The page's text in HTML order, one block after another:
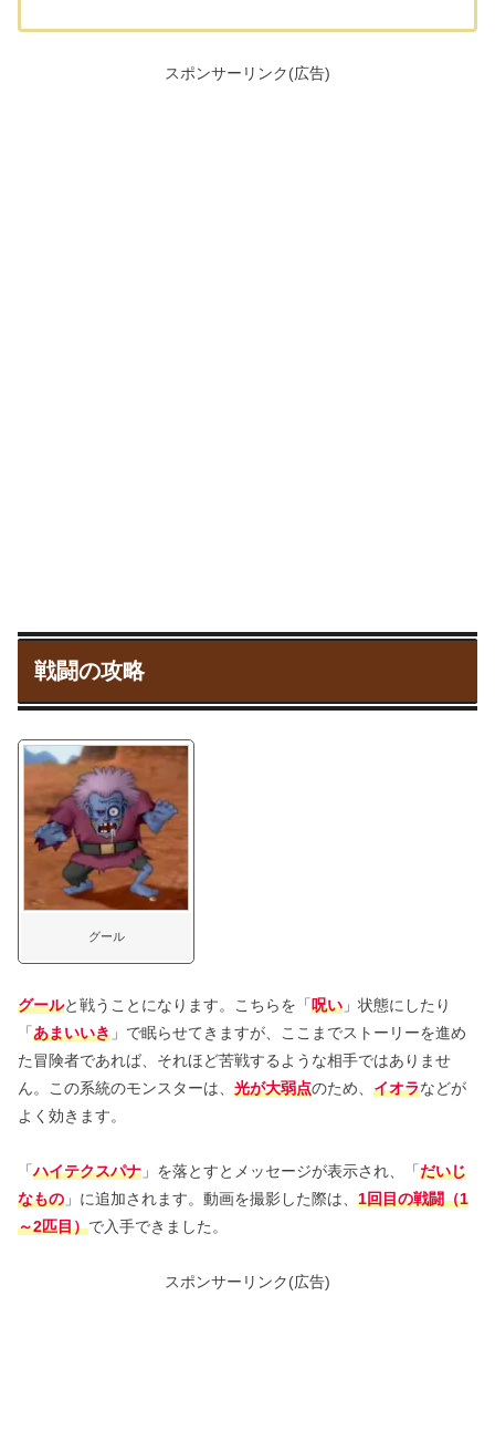
スポンサーリンク(広告)
戦闘の攻略
グール
グールと戦うことになります。こちらを「呪い 」状態にしたり
「あまいいき 」で眠らせてきますが、ここまでストーリーを進め
た冒険者であれば、それほど苦戦するような相手ではありませ
ん。この系統のモンスターは、 光が大弱点のため、 イオラなどが
よく効きます。
「ハイテクスパナ 」を落とすとメッセージが表示され、「だいじ
なもの 」に追加されます。動画を撮影した際は、 1回目の戦闘（1
～2匹目）で入手できました。
スポンサーリンク(広告)